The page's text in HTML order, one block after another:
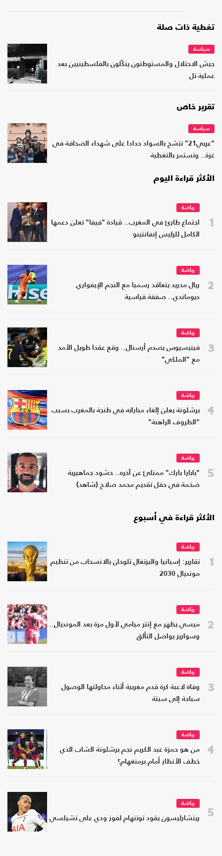
تغطية ذات صلة
سياسة
جيش الاحتلال والمستوطنون ينكّلون بالفلسطينيين بعد
عملية تل
تقرير خاص
سياسة
"عربي21" تتشح بالسواد حدادا على شهداء الصحافة في
غزة.. وتستمر بالتغطية
الأكثر قراءة اليوم
1
رياضة
اجتماع طارئ في المغرب.. قيادة "فيفا" تعلن دعمها
الكامل للرئيس إنفانتينو
2
رياضة
ريال مدريد يتعاقد رسميا مع النجم الإيفواري
ديوماندي.. صفقة قياسية
3
رياضة
فينيسيوس يصدم أرسنال.. وقع عقدا طويل الأمد
مع "الملكي"
4
رياضة
برشلونة يعلن إلغاء مباراته في طنجة بالمغرب بسبب
"الظروف الراهنة"
5
رياضة
"بابارا بارك" ممتلئ عن آخره.. حشود جماهيرية
ضخمة في حفل تقديم محمد صلاح (شاهد)
الأكثر قراءة في أسبوع
1
رياضة
تقارير: إسبانيا والبرتغال تلوحان بالانسحاب من تنظيم
مونديال 2030
2
رياضة
ميسي يظهر مع إنتر ميامي لأول مرة بعد المونديال..
وسواريز يواصل التألق
3
رياضة
وفاة لاعبة كرة قدم مغربية أثناء محاولتها الوصول
سباحة إلى سبتة
4
رياضة
من هو حمزة عبد الكريم نجم برشلونة الشاب الذي
خطف الأنظار أمام برمنغهام؟
5
رياضة
ريتشارليسون يقود توتنهام لفوز ودي على تشيلسي